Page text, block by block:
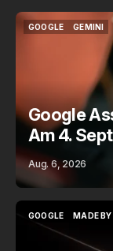
GOOGLE
GEMINI
Google
Am 4.
Aug. 6, 2026
GOOGLE
GOOGLE
MADE BY